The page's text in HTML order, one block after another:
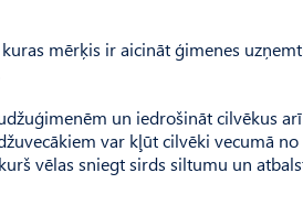
mērķis ir aicināt ģimenes
un iedrošināt cilvēkus
var kļūt cilvēki vecumā
vēlas sniegt sirds siltumu un